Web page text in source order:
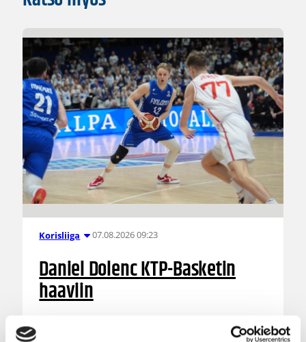
Korisliiga 07.08.2026 09:23
Daniel Dolenc KTP-Basketin
haaviin
Dolenc on rakentanut pitkän ammattilaisuran